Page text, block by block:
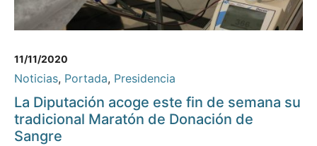
11/11/2020
Noticias, Portada, Presidencia
La Diputación acoge este fin de semana su
tradicional Maratón de Donación de
Sangre